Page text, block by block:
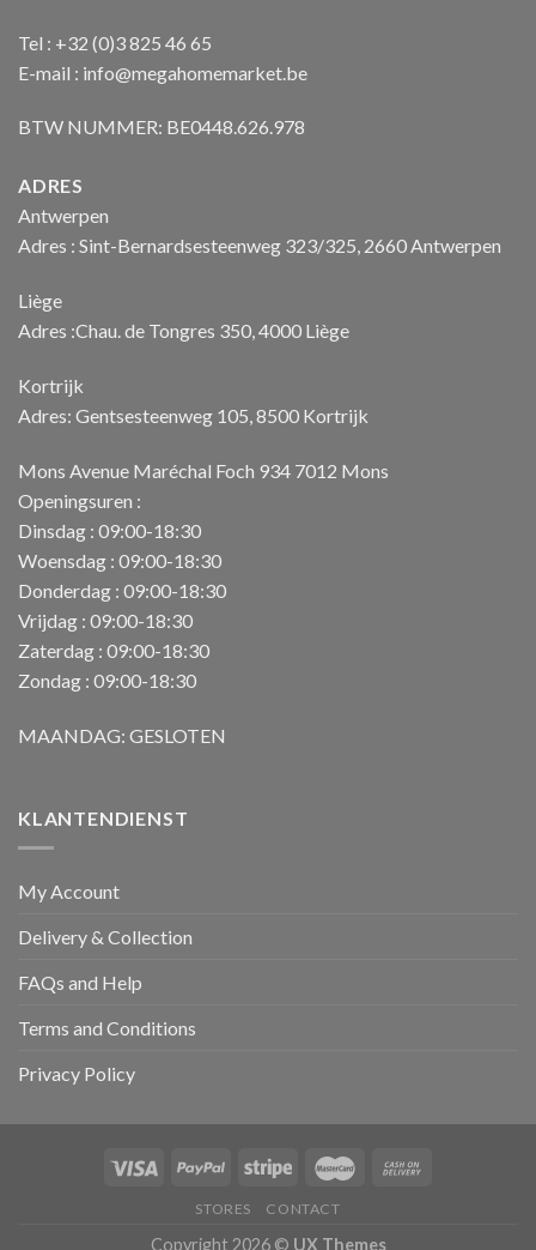
Tel : +32 (0)3 825 46 65
E-mail : info@megahomemarket.be
BTW NUMMER: BE0448.626.978
ADRES
Antwerpen
Adres : Sint-Bernardsesteenweg 323/325, 2660 Antwerpen
Liège
Adres :Chau. de Tongres 350, 4000 Liège
Kortrijk
Adres: Gentsesteenweg 105, 8500 Kortrijk
Mons Avenue Maréchal Foch 934 7012 Mons
Openingsuren :
Dinsdag : 09:00-18:30
Woensdag : 09:00-18:30
Donderdag : 09:00-18:30
Vrijdag : 09:00-18:30
Zaterdag : 09:00-18:30
Zondag : 09:00-18:30
MAANDAG: GESLOTEN
KLANTENDIENST
My Account
Delivery & Collection
FAQs and Help
Terms and Conditions
Privacy Policy
STORES CONTACT
Copyright 2026 © UX Themes